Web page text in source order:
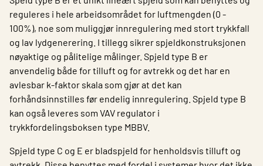
reguleres i hele arbeidsområdet for luftmengden (0 -
100%), noe som muliggjør innregulering med stort trykkfall
og lav lydgenerering. I tillegg sikrer spjeldkonstruksjonen
nøyaktige og pålitelige målinger. Spjeld type B er
anvendelig både for tilluft og for avtrekk og det har en
avlesbar k-faktor skala som gjør at det kan
forhåndsinnstilles før endelig innregulering. Spjeld type B
kan også leveres som VAV regulator i
trykkfordelingsboksen type MBBV.
Spjeld type C og E er bladspjeld for henholdsvis tilluft og